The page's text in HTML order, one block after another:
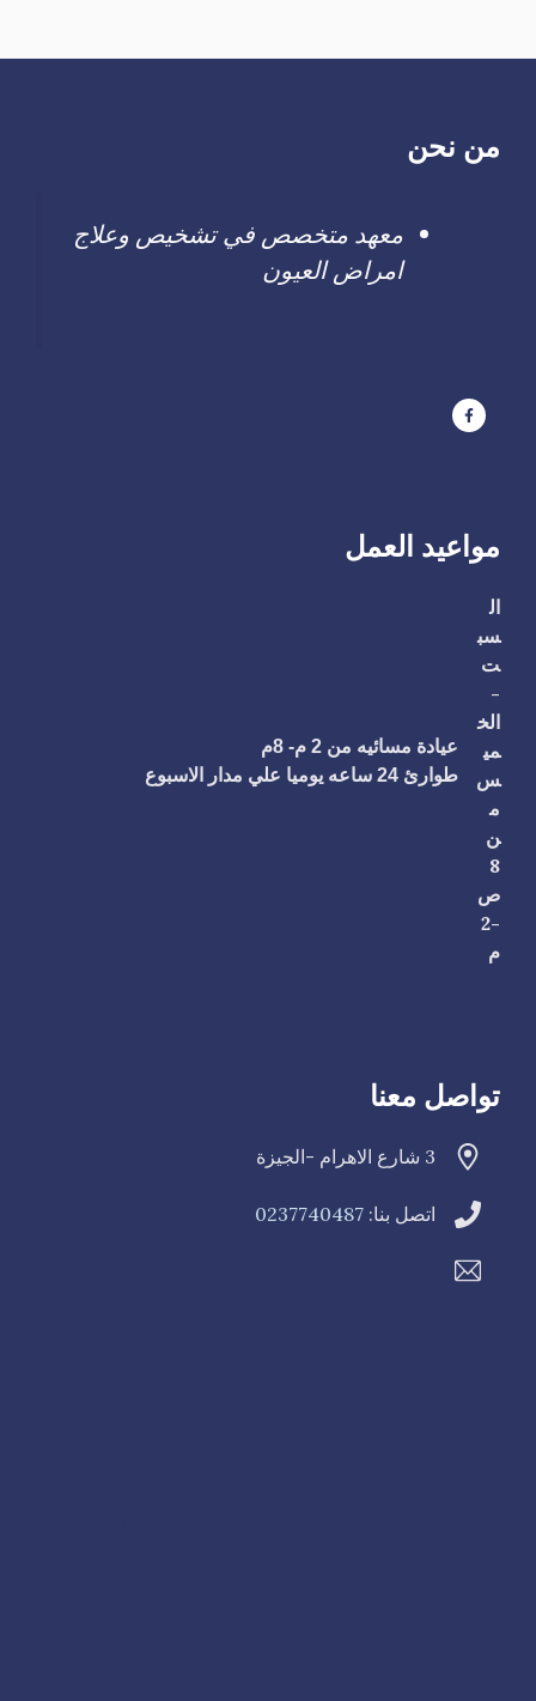
من نحن
معهد متخصص في تشخيص وعلاج
امراض العيون
مواعيد العمل
ال
سب
ت
-
الخ
مي
س
م
ن
8
ص
-2
م
عيادة مسائيه من 2 م- 8م
طوارئ 24 ساعه يوميا علي مدار الاسبوع
تواصل معنا
3 شارع الاهرام -الجيزة
اتصل بنا:0237740487